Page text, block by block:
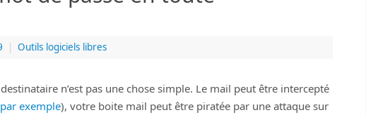
| Outils logiciels libres
n’est pas une chose simple. Le mail peut être intercepté
exemple), votre boite mail peut être piratée par une attaque sur